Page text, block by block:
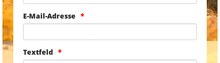
E-Mail-Adresse
Textfeld